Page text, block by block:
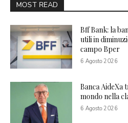
MOST READ
Bff Bank: la
utili in
campo Bper
6 Agosto 2026
Banca AideXa
mondo nella
6 Agosto 2026